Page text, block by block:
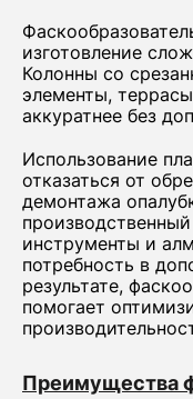
изготовление
Колонны со
элементы,
аккуратнее без
Использование
отказаться от
демонтажа
инструменты и
потребность в
результате,
помогает
Преимущества